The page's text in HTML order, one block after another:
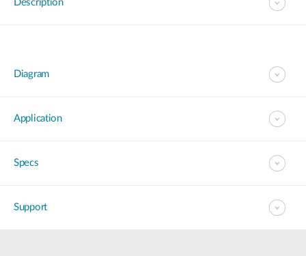
Description
Diagram
Application
Specs
Support